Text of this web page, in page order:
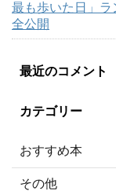
最も歩いた日」
全公開
最近のコメント
カテゴリー
おすすめ本
その他